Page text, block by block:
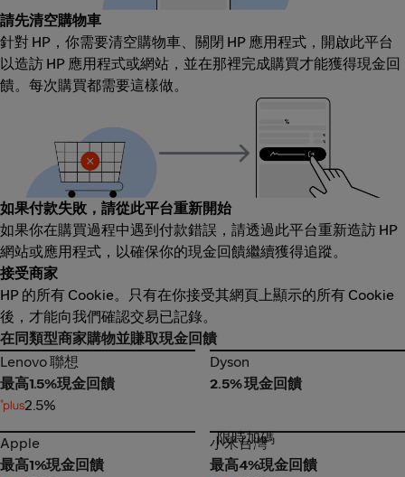
請先清空購物車
針對 HP，你需要清空購物車、關閉 HP 應用程式，開啟此平台
以造訪 HP 應用程式或網站，並在那裡完成購買才能獲得現金回
饋。每次購買都需要這樣做。
如果付款失敗，請從此平台重新開始
如果你在購買過程中遇到付款錯誤，請透過此平台重新造訪 HP
網站或應用程式，以確保你的現金回饋繼續獲得追蹤。
接受商家
HP 的所有 Cookie。只有在你接受其網頁上顯示的所有 Cookie
後，才能向我們確認交易已記錄。
在同類型商家購物並賺取現金回饋
Lenovo 聯想
Lenovo 聯想
最高1.5%現金回饋
2.5%
Dyson
Dyson
2.5% 現金回饋
Apple
Apple
最高1%現金回饋
小米台灣
限時加碼
小米台灣
最高4%現金回饋